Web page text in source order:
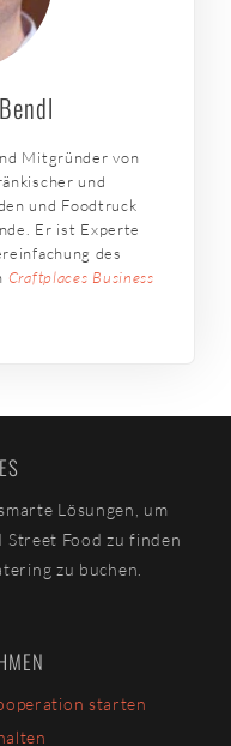
Mitgründer von
und
und Foodtruck
Er ist Experte
des
Craftplaces Business
Lösungen, um
Street Food zu finden
zu buchen.
starten